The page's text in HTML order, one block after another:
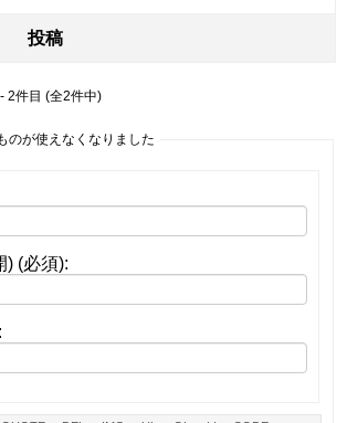
投稿
2件目 (全2件中)
のが使えなくなりました
) (必須):